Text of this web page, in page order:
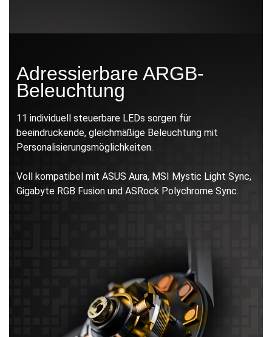
Adressierbare ARGB-
Beleuchtung
11 individuell steuerbare LEDs sorgen für
beeindruckende, gleichmäßige Beleuchtung mit
Personalisierungsmöglichkeiten.
Voll kompatibel mit ASUS Aura, MSI Mystic Light Sync,
Gigabyte RGB Fusion und ASRock Polychrome Sync.